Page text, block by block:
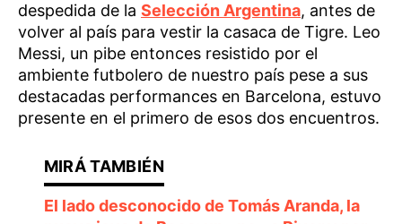
despedida de la Selección Argentina, antes de
volver al país para vestir la casaca de Tigre. Leo
Messi, un pibe entonces resistido por el
ambiente futbolero de nuestro país pese a sus
destacadas performances en Barcelona, estuvo
presente en el primero de esos dos encuentros.
El lado desconocido de Tomás Aranda, la